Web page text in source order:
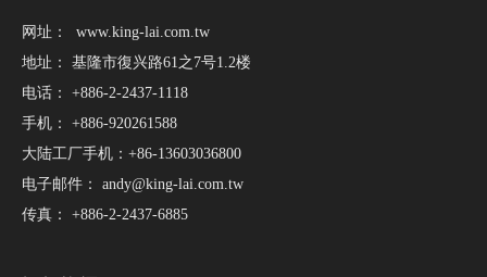
网址： www.king-lai.com.tw
地址： 基隆市復兴路61之7号1.2楼
电话： +886-2-2437-1118
手机： +886-920261588
大陆工厂手机：+86-13603036800
电子邮件： andy@king-lai.com.tw
传真： +886-2-2437-6885